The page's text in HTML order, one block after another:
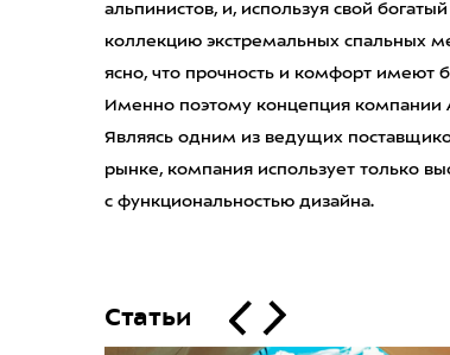
альпинистов, и, используя свой
коллекцию экстремальных спальных
ясно, что прочность и комфорт имеют
Именно поэтому концепция компании
Являясь одним из ведущих
рынке, компания использует только
с функциональностью дизайна.
Статьи